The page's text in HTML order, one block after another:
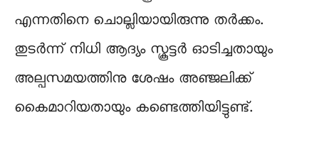
എന്നതിനെ ചൊല്ലിയായിരുന്നു തർക്കം.
തുടർന്ന് നിധി ആദ്യം സ്കൂട്ടർ ഓടിച്ചതായും
അല്പസമയത്തിനു ശേഷം അഞ്ജലിക്ക്
കൈമാറിയതായും കണ്ടെത്തിയിട്ടുണ്ട്.